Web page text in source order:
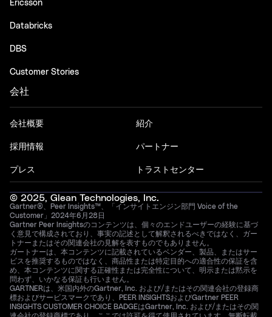
Ericsson
Databricks
DBS
Customer Stories
会社
会社概要
採用情報
プレス
紹介
パートナー
トラストセンター
© 2025, Glean Technologies, Inc.
Gartner®、Peer Insights™、「インサイトエンジン部門 Voice of the
Customer」2024年6月28日
Gartner Peer Insightsのコンテンツは、個々のエンドユーザーの経験に基づ
く意見で構成されており、事実の記述として解釈されるべきではなく、ガー
トナーまたはその関連会社の見解を表すものでもありません。
ガートナーは、本コンテンツに記載されているベンダー、製品、またはサー
ビスを推奨するものではなく、商品性または特定目的への適合性の保証を含
め、本コンテンツに関する正確性または完全性について、明示または黙示を
問わず、いかなる保証も行いません。
GARTNERは、米国内外のGartner, Inc. および/またはその関連会社の登録商
標およびサービスマークであり、PEER INSIGHTSおよびGartner PEER
INSIGHTS CUSTOMER CHOICE BADGEはGartner, Inc. および/またはその関
連会社の登録商標であり、ここでは許可を得て使用されています。無断転載